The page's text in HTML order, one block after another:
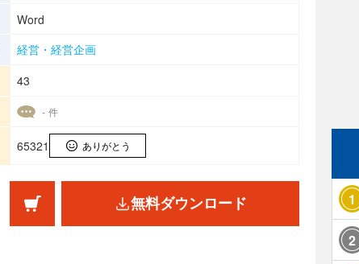
Word
経営・経営企画
43
- 件
65321 ありがとう
無料ダウンロード 1
2